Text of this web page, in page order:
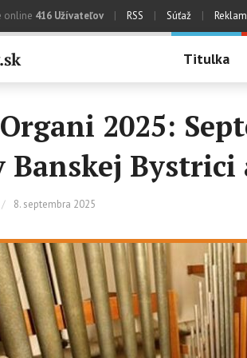
online 416 Užívateľov | RSS | Súťaž |
Titulka
2025:
Banskej Bystrici
/ 8. septembra 2025